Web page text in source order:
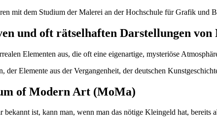
mit dem Studium der Malerei an der Hochschule für Grafik und
und oft rätselhaften Darstellungen von
Elementen aus, die oft eine eigenartige, mysteriöse
Elemente aus der Vergangenheit, der deutschen
of Modern Art (MoMa)
ist, kann man, wenn man das nötige Kleingeld hat,